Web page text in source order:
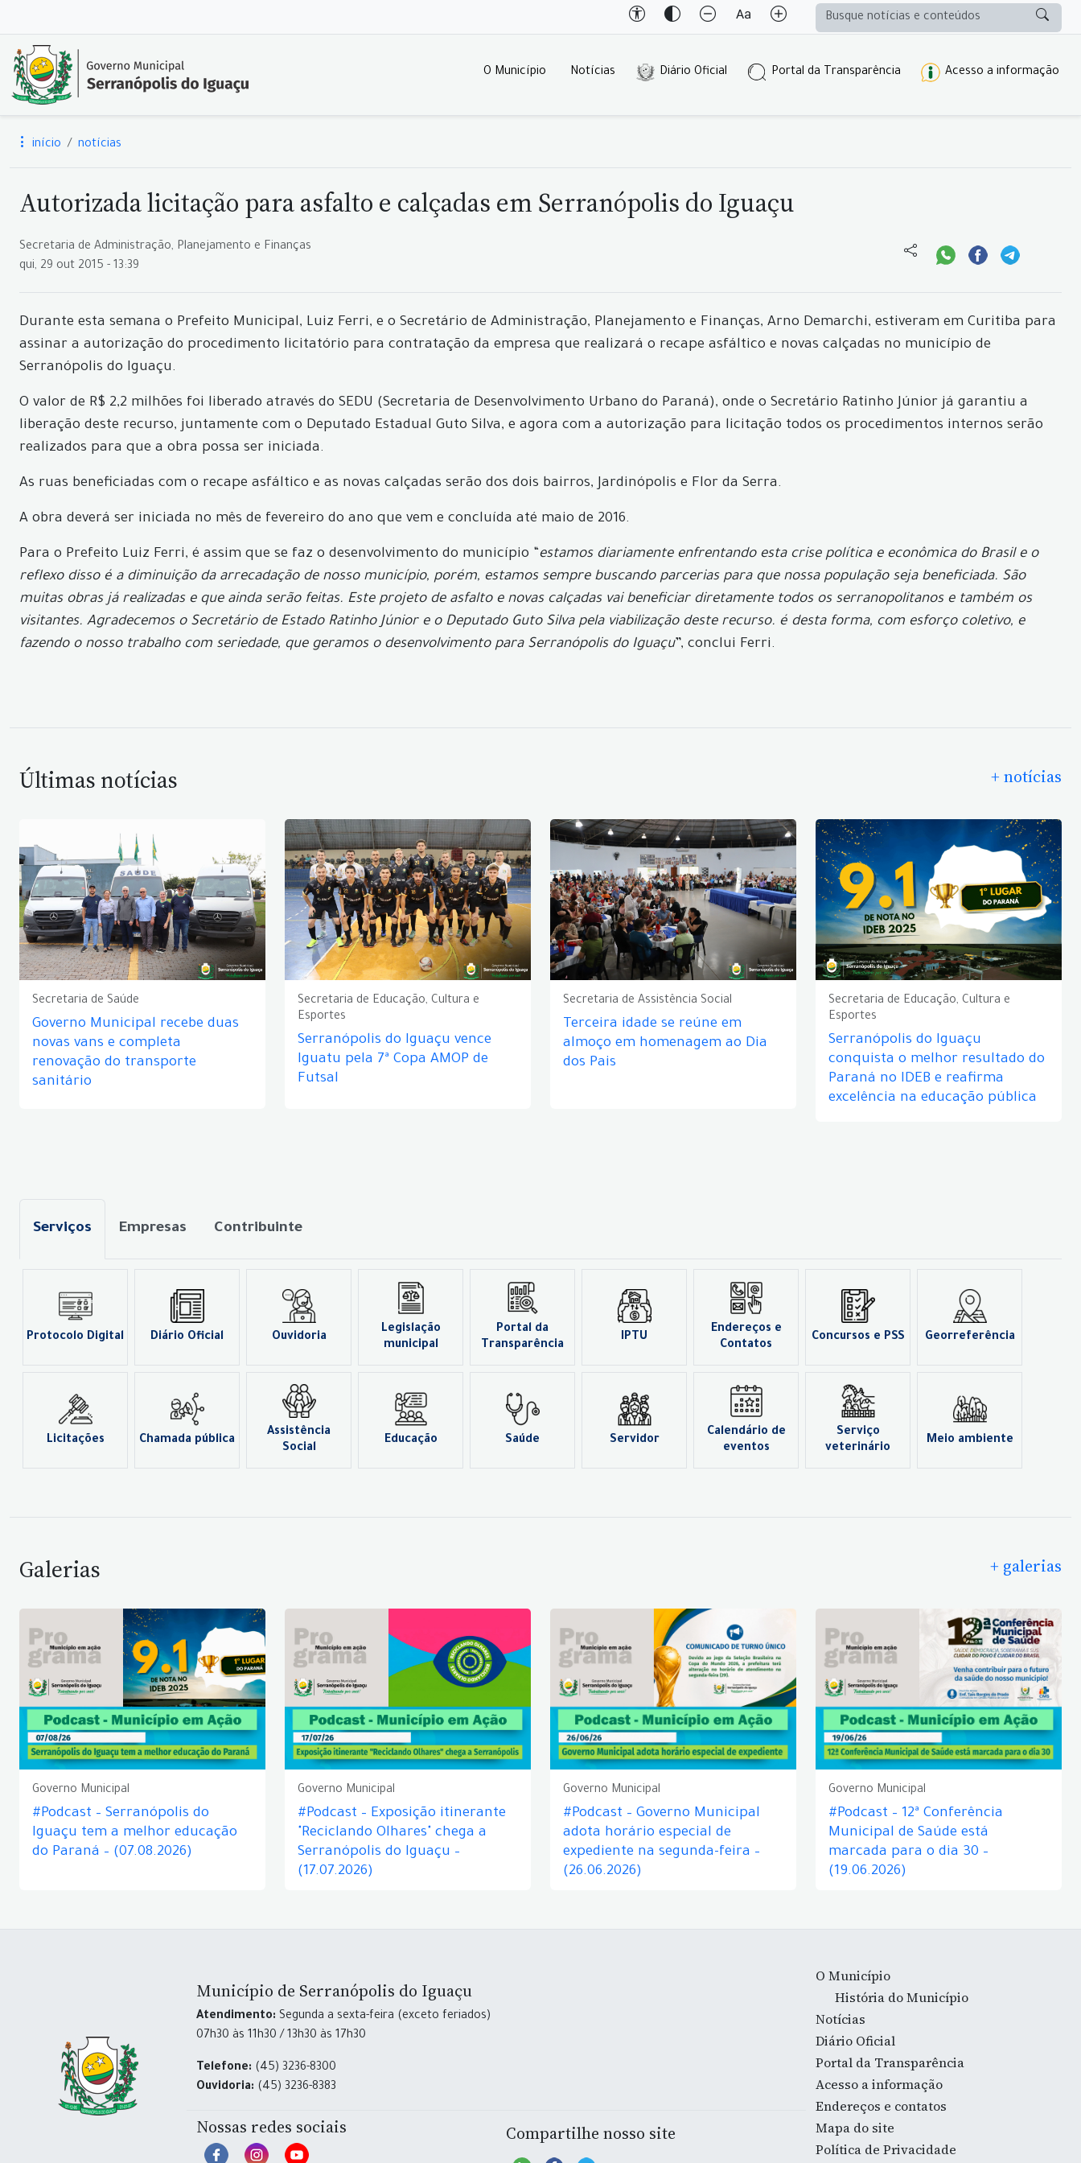
O Município Notícias Diário Oficial Portal da Transparência Acesso a informação
início notícias
Autorizada licitação para asfalto e calçadas em Serranópolis do Iguaçu
Secretaria de Administração, Planejamento e Finanças
qui, 29 out 2015 - 13:39
Durante esta semana o Prefeito Municipal, Luiz Ferri, e o Secretário de Administração, Planejamento e Finanças, Arno Demarchi, estiveram em Curitiba para
assinar a autorização do procedimento licitatório para contratação da empresa que realizará o recape asfáltico e novas calçadas no município de
Serranópolis do Iguaçu.
O valor de R$ 2,2 milhões foi liberado através do SEDU (Secretaria de Desenvolvimento Urbano do Paraná), onde o Secretário Ratinho Júnior já garantiu a
liberação deste recurso, juntamente com o Deputado Estadual Guto Silva, e agora com a autorização para licitação todos os procedimentos internos serão
realizados para que a obra possa ser iniciada.
As ruas beneficiadas com o recape asfáltico e as novas calçadas serão dos dois bairros, Jardinópolis e Flor da Serra.
A obra deverá ser iniciada no mês de fevereiro do ano que vem e concluída até maio de 2016.
Para o Prefeito Luiz Ferri, é assim que se faz o desenvolvimento do município “estamos diariamente enfrentando esta crise política e econômica do Brasil e o
reflexo disso é a diminuição da arrecadação de nosso município, porém, estamos sempre buscando parcerias para que nossa população seja beneficiada. São
muitas obras já realizadas e que ainda serão feitas. Este projeto de asfalto e novas calçadas vai beneficiar diretamente todos os serranopolitanos e também os
visitantes. Agradecemos o Secretário de Estado Ratinho Júnior e o Deputado Guto Silva pela viabilização deste recurso. é desta forma, com esforço coletivo, e
fazendo o nosso trabalho com seriedade, que geramos o desenvolvimento para Serranópolis do Iguaçu”, conclui Ferri.
Últimas notícias + notícias
Secretaria de Saúde
Governo Municipal recebe duas
novas vans e completa
renovação do transporte
sanitário
Secretaria de Educação, Cultura e
Esportes
Serranópolis do Iguaçu vence
Iguatu pela 7ª Copa AMOP de
Futsal
Secretaria de Assistência Social
Terceira idade se reúne em
almoço em homenagem ao Dia
dos Pais
Secretaria de Educação, Cultura e
Esportes
Serranópolis do Iguaçu
conquista o melhor resultado do
Paraná no IDEB e reafirma
excelência na educação pública
Serviços Empresas Contribuinte
Protocolo Digital Diário Oficial Ouvidoria
Legislação
municipal
Portal da
Transparência
IPTU
Endereços e
Contatos
Concursos e PSS Georreferência
Licitações Chamada pública
Assistência
Social
Educação Saúde Servidor
Calendário de
eventos
Serviço
veterinário
Meio ambiente
Galerias + galerias
Governo Municipal
#Podcast – Serranópolis do
Iguaçu tem a melhor educação
do Paraná – (07.08.2026)
Governo Municipal
#Podcast – Exposição itinerante
"Reciclando Olhares" chega a
Serranópolis do Iguaçu –
(17.07.2026)
Governo Municipal
#Podcast – Governo Municipal
adota horário especial de
expediente na segunda-feira –
(26.06.2026)
Governo Municipal
#Podcast – 12ª Conferência
Municipal de Saúde está
marcada para o dia 30 –
(19.06.2026)
Município de Serranópolis do Iguaçu
Atendimento: Segunda a sexta-feira (exceto feriados)
07h30 às 11h30 / 13h30 às 17h30
Telefone: (45) 3236-8300
Ouvidoria: (45) 3236-8383
Nossas redes sociais Compartilhe nosso site
O Município
História do Município
Notícias
Diário Oficial
Portal da Transparência
Acesso a informação
Endereços e contatos
Mapa do site
Política de Privacidade